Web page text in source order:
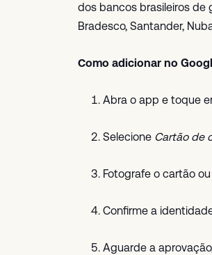
dos bancos brasileiros de
Bradesco, Santander,
Como adicionar no
Abra o app e toque
Selecione Cartão de
Fotografe o cartão
Confirme a
Aguarde a